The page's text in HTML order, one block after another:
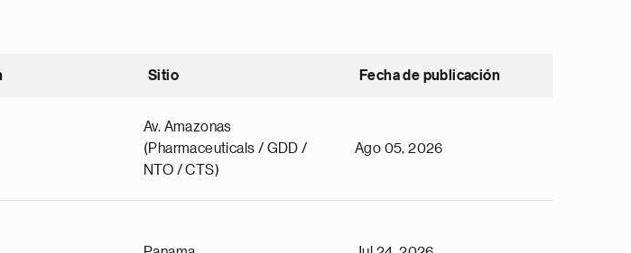
Sitio Fecha de publicación
Av. Amazonas
(Pharmaceuticals / GDD /
NTO / CTS)
Ago 05, 2026